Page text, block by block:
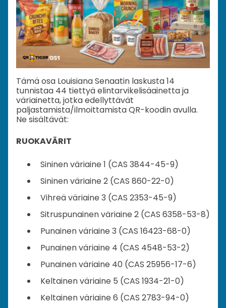
Tämä osa Louisiana Senaatin laskusta 14
tunnistaa 44 tiettyä elintarvikelisäainetta ja
väriainetta, jotka edellyttävät
paljastamista/ilmoittamista QR-koodin avulla.
Ne sisältävät:
RUOKAVÄRIT
Sininen väriaine 1 (CAS 3844-45-9)
Sininen väriaine 2 (CAS 860-22-0)
Vihreä väriaine 3 (CAS 2353-45-9)
Sitruspunainen väriaine 2 (CAS 6358-53-8)
Punainen väriaine 3 (CAS 16423-68-0)
Punainen väriaine 4 (CAS 4548-53-2)
Punainen väriaine 40 (CAS 25956-17-6)
Keltainen väriaine 5 (CAS 1934-21-0)
Keltainen väriaine 6 (CAS 2783-94-0)